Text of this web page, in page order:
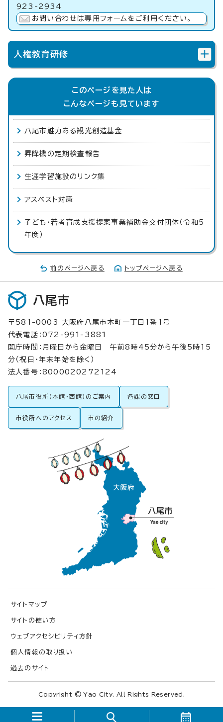
923-2934
お問い合わせは専用フォームをご利用ください。
人権教育研修
このページを見た人は
こんなページも見ています
八尾市魅力ある観光創造基金
昇降機の定期検査報告
生涯学習施設のリンク集
アスベスト対策
子ども・若者育成支援提案事業補助金交付団体（令和5
年度）
前のページへ戻る トップページへ戻る
八尾市
〒581-0003 大阪府八尾市本町一丁目1番1号
代表電話：072-991-3881
開庁時間：月曜日から金曜日 午前8時45分から午後5時15
分（祝日・年末年始を除く）
法人番号：8000020272124
八尾市役所（本館・西館）のご案内 各課の窓口
市役所へのアクセス 市の紹介
サイトマップ
サイトの使い方
ウェブアクセシビリティ方針
個人情報の取り扱い
過去のサイト
Copyright © Yao City. All Rights Reserved.